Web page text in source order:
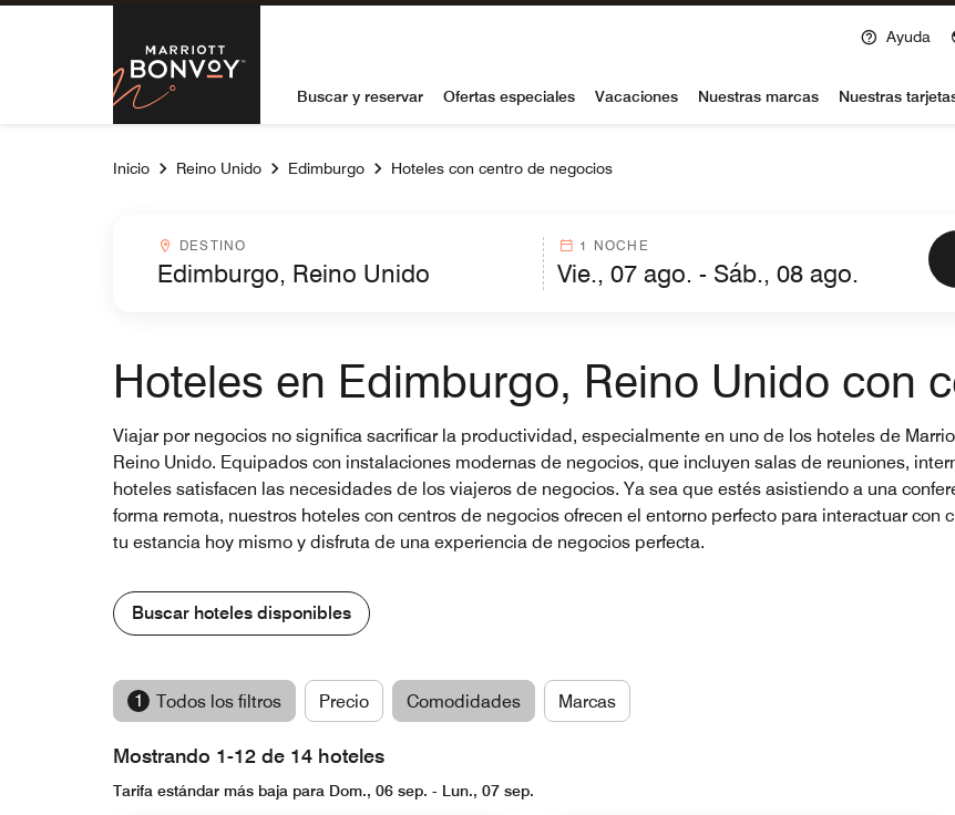
Skip to Content
Marriott Bonvoy
Ayuda
Buscar y reservar Ofertas especiales Vacaciones Nuestras marcas Nuestras
Inicio Reino Unido Edimburgo Hoteles con centro de negocios
Destinocombobox
DESTINO 1 NOCHE
Hoteles en Edimburgo, Reino Unido con
Viajar por negocios no significa sacrificar la productividad, especialmente en uno de los hoteles de
Reino Unido. Equipados con instalaciones modernas de negocios, que incluyen salas de reuniones,
hoteles satisfacen las necesidades de los viajeros de negocios. Ya sea que estés asistiendo a una
forma remota, nuestros hoteles con centros de negocios ofrecen el entorno perfecto para interactuar
tu estancia hoy mismo y disfruta de una experiencia de negocios perfecta.
Buscar hoteles disponibles
1 Todos los filtros Precio Comodidades Marcas
Mostrando 1-12 de 14 hoteles
Tarifa estándar más baja para Dom., 06 sep. - Lun., 07 sep.